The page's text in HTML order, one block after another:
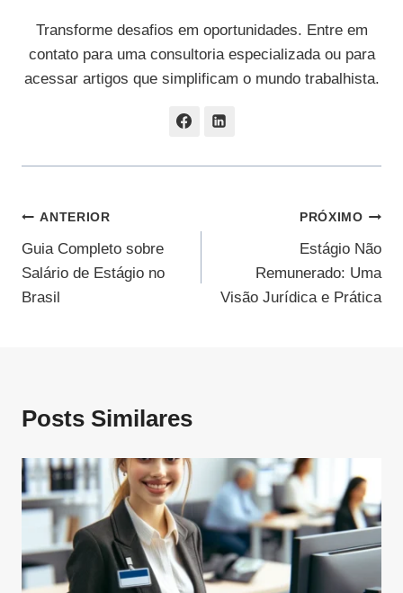
Transforme desafios em oportunidades. Entre em
contato para uma consultoria especializada ou para
acessar artigos que simplificam o mundo trabalhista.
Navegação
De
Post
ANTERIOR
Guia Completo sobre
Salário de Estágio no
Brasil
PRÓXIMO
Estágio Não
Remunerado: Uma
Visão Jurídica e Prática
Posts Similares